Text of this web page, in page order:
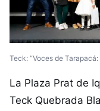
Teck: “Voces de
La Plaza Prat de
Teck Quebrada